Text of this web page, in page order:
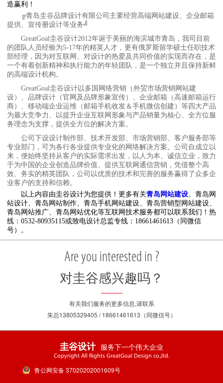
造赢利！
╔青岛圭谷品牌设计有限公司主要经营高端网站建设、企业邮箱
提供、宣传册设计等业务╝
GreatGoal圭谷设计2012年诞于美丽的海滨城市青岛，我司目前
的团队人员经验为5-17年的精英人才，更有俄罗斯留学硕士任职技术
部经理，因为对互联网、对设计的热爱及共同价值的实现而存在，是
一个有着创新精神和执行能力的年轻团队，是一个独立并且保持新鲜
的高端设计机构。
GreatGoal圭谷设计以多国网络营销（外贸市场营销网站建
设）、品牌设计（官网及品牌形象宣传）、企业邮箱（高速邮箱运行
商）、移动端企业运维（邮箱手机收发＆手机微信创建）等四大产品
为最大竞争力、以提升企业互联网形象与产品销量为核心、全方位服
务理念为支撑，提供全方位的解决方案。
公司下设设计制作部、技术开发部、市场营销部、客户服务部等
专业部门，可为各行各业提供专业化的网络解决方案。公司自成立以
来，便始终坚持从客户的实际需求出发，以人为本、诚信立业，致力
于为中国的企业创造品牌价值、提供互联网通信营销，凭借整个高
效、务实的精英团队，公司以优质的技术和完善的服务赢得了众多企
业客户的支持和信赖。
以上内容由圭谷设计为您提供！更多有关青岛网站建设、青岛网
站设计、青岛网站制作、青岛手机网站建设、青岛营销型网站建设、
青岛网站推广、青岛网站优化等互联网技术服务都可以联系我们！热
线：0532-80935115或致电设计总监专线：18661461613（同微信
号）。
Are you interested in ?
对圭谷感兴趣吗？
有关我们服务的更多信息,请联系
朱总13805329405 / 18661461613（同微信号）
圭谷设计 服务下一个伟大企业
Copyright All Rights GreatGoal Design co.,ltd.
鲁公网安备 37020202001609号